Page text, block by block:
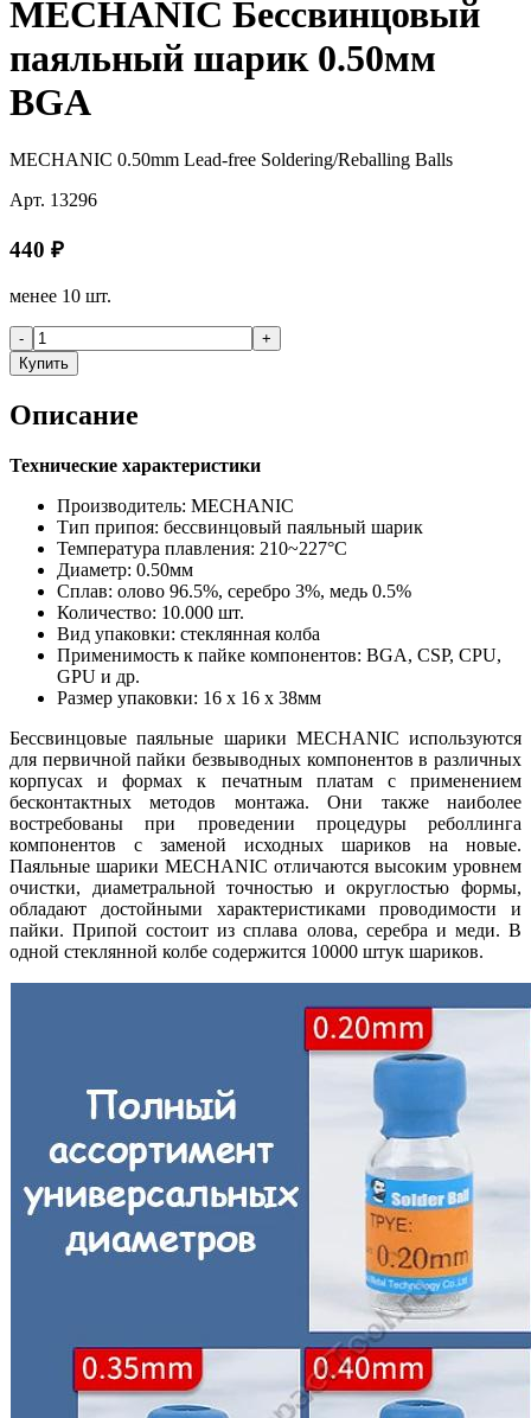
MECHANIC Бессвинцовый
паяльный шарик 0.50мм
BGA
MECHANIC 0.50mm Lead-free Soldering/Reballing Balls
Арт. 13296
440 ₽
менее 10 шт.
-
+
Купить
Описание
Технические характеристики
Производитель: MECHANIC
Тип припоя: бессвинцовый паяльный шарик
Температура плавления: 210~227°C
Диаметр: 0.50мм
Сплав: олово 96.5%, серебро 3%, медь 0.5%
Количество: 10.000 шт.
Вид упаковки: стеклянная колба
Применимость к пайке компонентов: BGA, CSP, CPU,
GPU и др.
Размер упаковки: 16 х 16 х 38мм
Бессвинцовые паяльные шарики MECHANIC используются
для первичной пайки безвыводных компонентов в различных
корпусах и формах к печатным платам с применением
бесконтактных методов монтажа. Они также наиболее
востребованы при проведении процедуры реболлинга
компонентов с заменой исходных шариков на новые.
Паяльные шарики MECHANIC отличаются высоким уровнем
очистки, диаметральной точностью и округлостью формы,
обладают достойными характеристиками проводимости и
пайки. Припой состоит из сплава олова, серебра и меди. В
одной стеклянной колбе содержится 10000 штук шариков.